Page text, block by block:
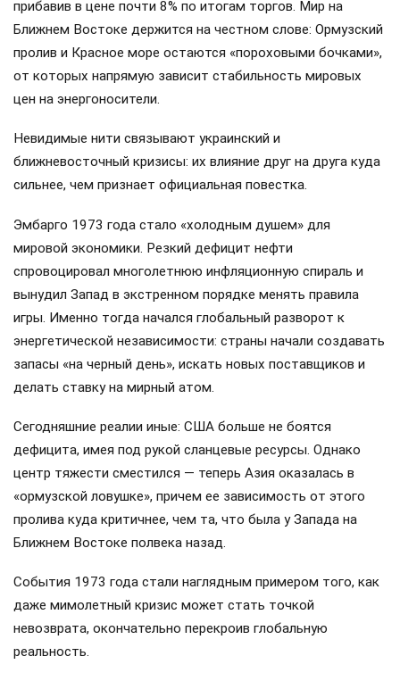
прибавив в цене почти 8% по итогам торгов. Мир на
Ближнем Востоке держится на честном слове: Ормузский
пролив и Красное море остаются «пороховыми бочками»,
от которых напрямую зависит стабильность мировых
цен на энергоносители.
Невидимые нити связывают украинский и
ближневосточный кризисы: их влияние друг на друга куда
сильнее, чем признает официальная повестка.
Эмбарго 1973 года стало «холодным душем» для
мировой экономики. Резкий дефицит нефти
спровоцировал многолетнюю инфляционную спираль и
вынудил Запад в экстренном порядке менять правила
игры. Именно тогда начался глобальный разворот к
энергетической независимости: страны начали создавать
запасы «на черный день», искать новых поставщиков и
делать ставку на мирный атом.
Сегодняшние реалии иные: США больше не боятся
дефицита, имея под рукой сланцевые ресурсы. Однако
центр тяжести сместился — теперь Азия оказалась в
«ормузской ловушке», причем ее зависимость от этого
пролива куда критичнее, чем та, что была у Запада на
Ближнем Востоке полвека назад.
События 1973 года стали наглядным примером того, как
даже мимолетный кризис может стать точкой
невозврата, окончательно перекроив глобальную
реальность.